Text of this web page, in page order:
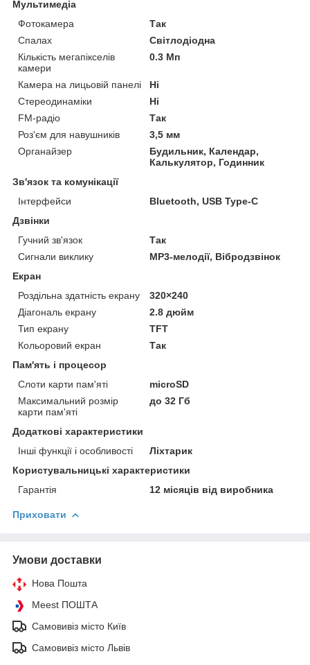
Мультимедіа
Фотокамера
Так
Спалах
Світлодіодна
Кількість мегапікселів
камери
0.3 Мп
Камера на лицьовій панелі
Ні
Стереодинаміки
Ні
FM-радіо
Так
Роз'єм для навушників
3,5 мм
Органайзер
Будильник, Календар,
Калькулятор, Годинник
Зв'язок та комунікації
Інтерфейси
Bluetooth, USB Type-C
Дзвінки
Гучний зв'язок
Так
Сигнали виклику
MP3-мелодії, Вібродзвінок
Екран
Роздільна здатність екрану
320×240
Діагональ екрану
2.8 дюйм
Тип екрану
TFT
Кольоровий екран
Так
Пам'ять і процесор
Слоти карти пам'яті
microSD
Максимальний розмір
карти пам'яті
до 32 Гб
Додаткові характеристики
Інші функції і особливості
Ліхтарик
Користувальницькі характеристики
Гарантія
12 місяців від виробника
Приховати
Умови доставки
Нова Пошта
Meest ПОШТА
Самовивіз місто Київ
Самовивіз місто Львів